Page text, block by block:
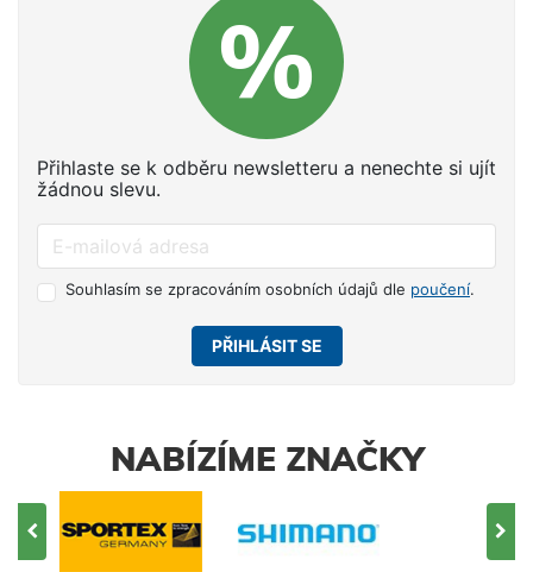
Přihlaste se k odběru newsletteru a nenechte si ujít
žádnou slevu.
Souhlasím se zpracováním osobních údajů dle poučení.
PŘIHLÁSIT SE
NABÍZÍME ZNAČKY